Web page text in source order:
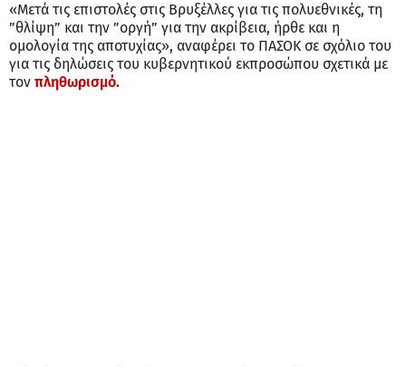
«Μετά τις επιστολές στις Βρυξέλλες για τις πολυεθνικές, τη
”θλίψη” και την ”οργή” για την ακρίβεια, ήρθε και η
ομολογία της αποτυχίας», αναφέρει το ΠΑΣΟΚ σε σχόλιο του
για τις δηλώσεις του κυβερνητικού εκπροσώπου σχετικά με
τον πληθωρισμό.